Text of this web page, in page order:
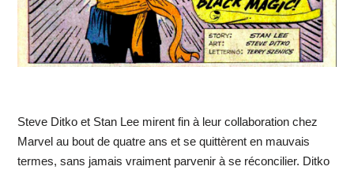
Steve Ditko et Stan Lee mirent fin à leur collaboration chez
Marvel au bout de quatre ans et se quittèrent en mauvais
termes, sans jamais vraiment parvenir à se réconcilier. Ditko